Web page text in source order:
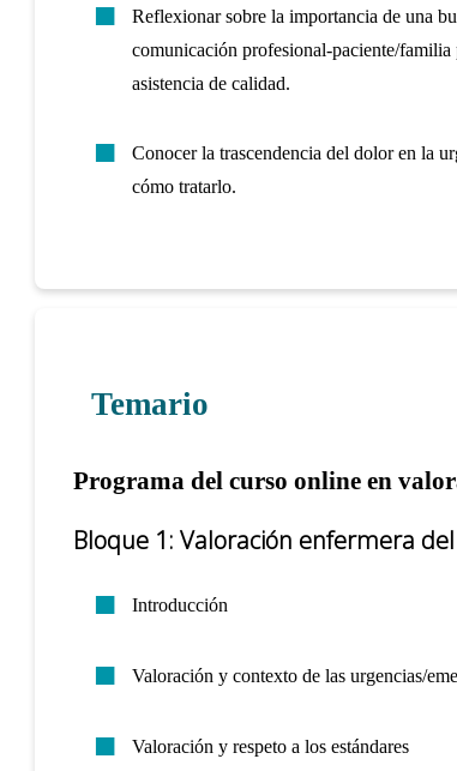
Reflexionar sobre la importancia de una
comunicación profesional-paciente/familia
asistencia de calidad.
Conocer la trascendencia del dolor en la
cómo tratarlo.
Temario
Programa del curso online en
Bloque 1: Valoración enfermera
Introducción
Valoración y contexto de las urgencias/
Valoración y respeto a los estándares